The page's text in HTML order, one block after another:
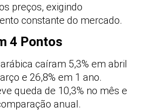
preços, exigindo
constante do mercado.
4 Pontos
caíram 5,3% em abril
e 26,8% em 1 ano.
queda de 10,3% no mês e
anual.